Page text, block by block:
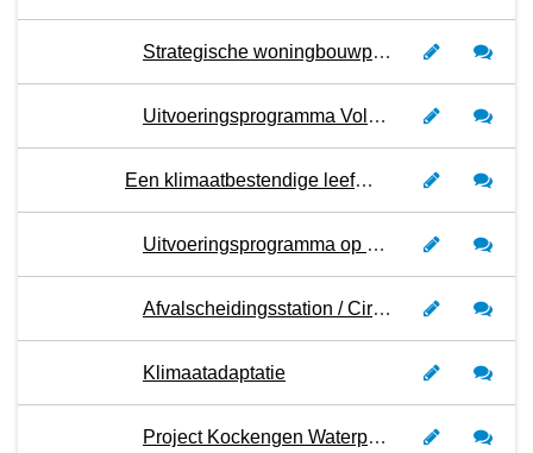
Strategische woningbouwplanning
Uitvoeringsprogramma Volkshuisvestingsprogramma
Een klimaatbestendige leefomgeving en duurzame energievoorziening
Uitvoeringsprogramma op weg naar nieuwe energie
Afvalscheidingsstation / Circulair ambachtscentrum
Klimaatadaptatie
Project Kockengen Waterproof